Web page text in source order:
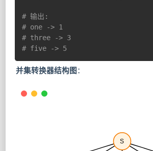
# 输出:
# one -> 1
# three -> 3
# five -> 5
并集转换器结构图 ：
S